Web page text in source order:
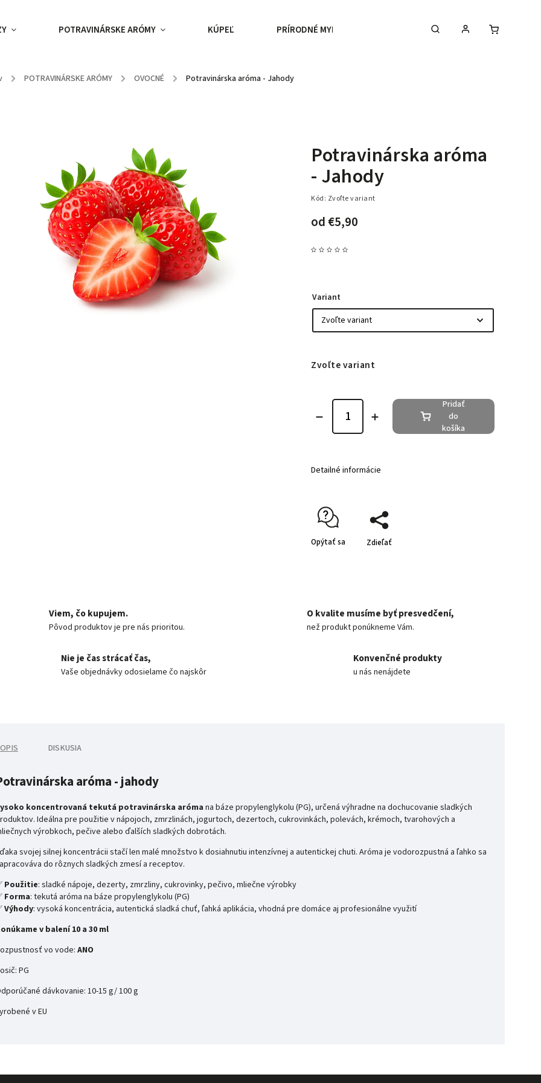
POTRAVINÁRSKE ARÓMY KÚPEĽ PRÍRODNÉ MYDLÁ BYTOVÉ PARFÉMY
/ POTRAVINÁRSKE ARÓMY / OVOCNÉ / Potravinárska aróma - Jahody
Potravinárska aróma
- Jahody
Kód: Zvoľte variant
od€5,90
Variant
Zvoľte variant
Pridať
do
košíka
Detailné informácie
Opýtať sa Zdieľať
Viem, čo kupujem.
Pôvod produktov je pre nás prioritou.
O kvalite musíme byť presvedčení,
než produkt ponúkneme Vám.
Nie je čas strácať čas,
Vaše objednávky odosielame čo najskôr
Konvenčné produkty
u nás nenájdete
DISKUSIA
aróma - jahody
koncentrovaná tekutá potravinárska aróma na báze propylenglykolu (PG), určená výhradne na dochucovanie sladkých
Ideálna pre použitie v nápojoch, zmrzlinách, jogurtoch, dezertoch, cukrovinkách, polevách, krémoch, tvarohových a
výrobkoch, pečive alebo ďalších sladkých dobrotách.
svojej silnej koncentrácii stačí len malé množstvo k dosiahnutiu intenzívnej a autentickej chuti. Aróma je vodorozpustná a ľahko sa
do rôznych sladkých zmesí a receptov.
Použitie: sladké nápoje, dezerty, zmrzliny, cukrovinky, pečivo, mliečne výrobky
Forma: tekutá aróma na báze propylenglykolu (PG)
Výhody: vysoká koncentrácia, autentická sladká chuť, ľahká aplikácia, vhodná pre domáce aj profesionálne využití
v balení 10 a 30 ml
vo vode: ANO
PG
dávkovanie: 10-15 g/ 100 g
v EU